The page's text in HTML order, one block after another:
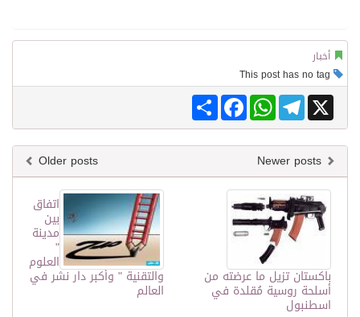
أخبار
Share
FacebookWhatsAppTelegram X
Older posts
اتفاق
بين
مدينة
"
العلوم
والتقنية " وأكبر دار نشر في
العالم
باكستان تزيل ما عرضته من
أسلحة روسية مُقلدة في
اسطنبول